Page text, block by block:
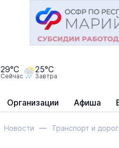
Организации Афиша
29°C
Сейчас
25°C
Завтра
Новости Транспорт и